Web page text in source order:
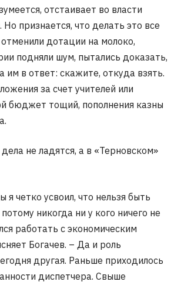
отстаивает во власти
Но признается, что делать это все
дотации на молоко,
подняли шум, пытались доказать,
им в ответ: скажите, откуда взять.
за счет учителей или
бюджет тощий, пополнения казны
не ладятся, а в «Терновском»
я четко усвоил, что нельзя быть
никогда ни у кого ничего не
работать с экономическим
Богачев. – Да и роль
другая. Раньше приходилось
диспетчера. Свыше